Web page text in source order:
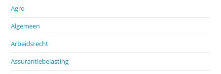
Agro
Algemeen
Arbeidsrecht
Assurantiebelasting